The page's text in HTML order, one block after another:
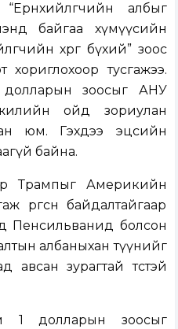
албыг
байгаа хүмүүсийн
хөрөг бүхий” зоос
хориглохоор тусгажээ.
долларын зоосыг АНУ
ойд зориулан
юм. Гэхдээ эцсийн
байна.
Трампыг Америкийн
өргөсөн байдалтайгаар
Пенсильванид болсон
албаныхан түүнийг
авсан зурагтай төстэй
1 долларын зоосыг